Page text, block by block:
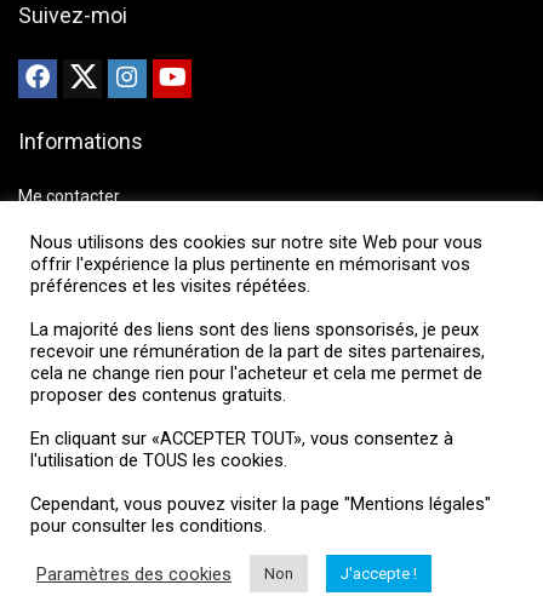
Suivez-moi
Informations
Me contacter
L'actualité drone
drone professionnel, matériel...
Formations drone
Nous utilisons des cookies sur notre site Web pour vous
offrir l'expérience la plus pertinente en mémorisant vos
préférences et les visites répétées.
La majorité des liens sont des liens sponsorisés, je peux
recevoir une rémunération de la part de sites partenaires,
cela ne change rien pour l'acheteur et cela me permet de
proposer des contenus gratuits.
En cliquant sur «ACCEPTER TOUT», vous consentez à
l'utilisation de TOUS les cookies.
Cependant, vous pouvez visiter la page "Mentions légales"
pour consulter les conditions.
Paramètres des cookies Non J'accepte !